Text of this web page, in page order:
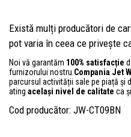
Există mulți producători de
pot varia în ceea ce privește
Noi vă garantăm 100% satisfacție
furnizorului nostru. Compania Jet
parcursul activității sale pe piață și
ating același nivel de calitate ca
Cod producător: JW-CT09BN